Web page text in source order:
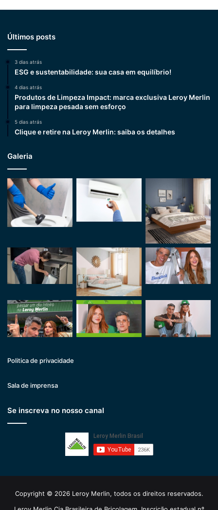
Últimos posts
3 dias atrás
ESG e sustentabilidade: sua casa em equilíbrio!
4 dias atrás
Produtos de Limpeza Impact: marca exclusiva Leroy Merlin
para limpeza pesada sem esforço
5 dias atrás
Clique e retire na Leroy Merlin: saiba os detalhes
Galeria
Politica de privacidade
Sala de imprensa
Se inscreva no nosso canal
Copyright © 2026 Leroy Merlin, todos os direitos reservados.